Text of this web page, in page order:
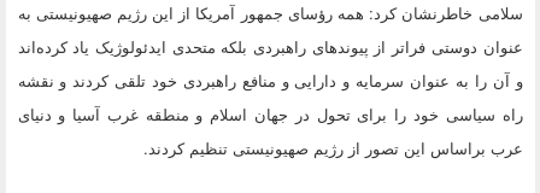
سلامی خاطرنشان کرد: همه رؤسای جمهور آمریکا از این رژیم صهیونیستی به
عنوان دوستی فراتر از پیوندهای راهبردی بلکه متحدی ایدئولوژیک یاد کرده‌اند
و آن را به عنوان سرمایه و دارایی و منافع راهبردی خود تلقی کردند و نقشه
راه سیاسی خود را برای تحول در جهان اسلام و منطقه غرب آسیا و دنیای
عرب براساس این تصور از رژیم صهیونیستی تنظیم کردند.